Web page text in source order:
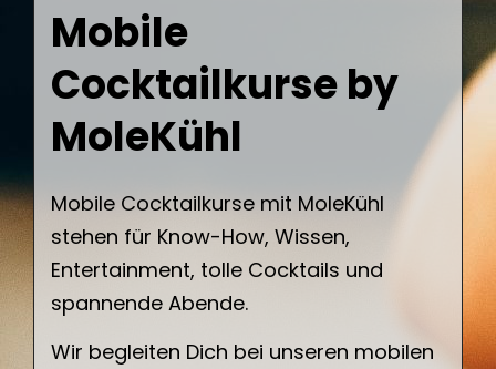
Mobile
Cocktailkurse by
MoleKühl
Mobile Cocktailkurse mit MoleKühl
stehen für Know-How, Wissen,
Entertainment, tolle Cocktails und
spannende Abende.
Wir begleiten Dich bei unseren mobilen